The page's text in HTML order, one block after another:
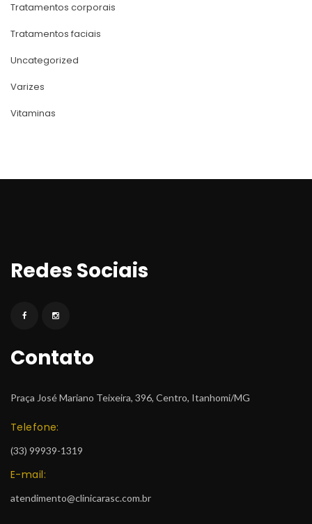
Tratamentos corporai
Tratamentos faciai
Uncategorized
Varize
Vitamina
Redes Sociai
Contato
Praça José Mariano Teixeira, 396, Centro, Itanhomi/MG
Telefone:
(33) 99939-1319
E-mail:
atendimento@clinicarasc.com.br